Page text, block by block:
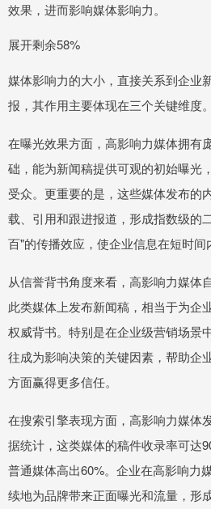
效果，进而影响媒体影响力。
展开剩余58%
媒体影响力的大小，直接关系到企业
报，其作用主要体现在三个关键维度。
在曝光效果方面，高影响力媒体拥有
础，能为新闻稿提供可观的初始曝光
受众。更重要的是，这些媒体发布的
载、引用和跟进报道，形成指数级的
百"的传播效应，使企业信息在短时间
从信誉背书角度来看，高影响力媒体
此类媒体上发布新闻稿，相当于为企
权威背书。特别是在企业级营销场景
往成为影响决策的关键因素，帮助企
方面赢得更多信任。
在搜索引擎表现方面，高影响力媒体
据统计，这类媒体的稿件收录率可达
普通媒体高出60%。企业在高影响力
续地为品牌带来正面曝光和流量，形